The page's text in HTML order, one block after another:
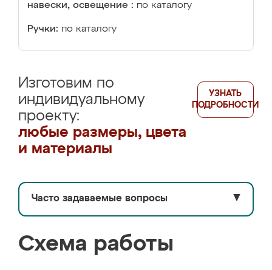
навески, освещение : по каталогу
Ручки: по каталогу
Изготовим по
индивидуальному
проекту:
любые размеры, цвета
и материалы
УЗНАТЬ
ПОДРОБНОСТИ
Часто задаваемые вопросы ▼
Схема работы